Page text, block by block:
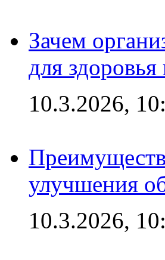
Зачем
для
10.3.2026,
улучшения
10.3.2026,